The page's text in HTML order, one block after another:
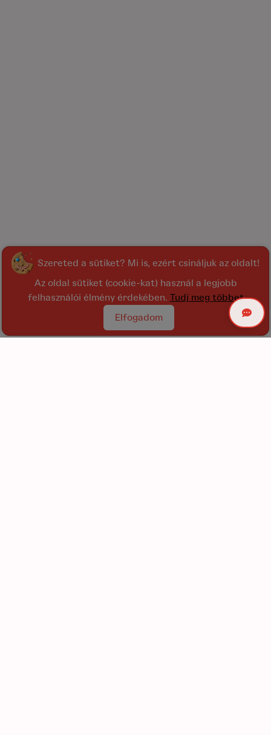
Szereted a sütiket? Mi is, ezért csináljuk az oldalt!
Az oldal sütiket (cookie-kat) használ a legjobb
felhasználói élmény érdekében. Tudj meg többet
Elfogadom